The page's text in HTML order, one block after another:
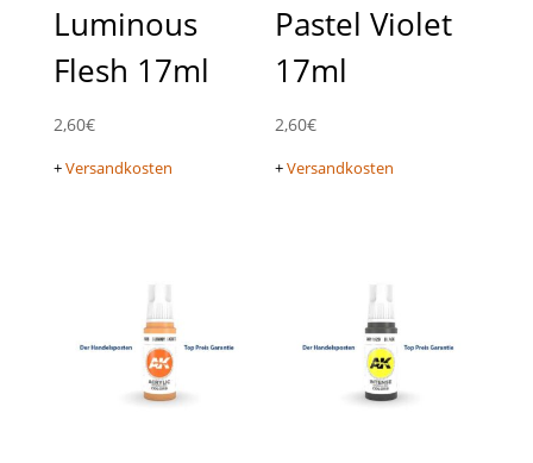
Luminous
Flesh 17ml
2,60€
+Versandkosten
Pastel Violet
17ml
2,60€
+Versandkosten